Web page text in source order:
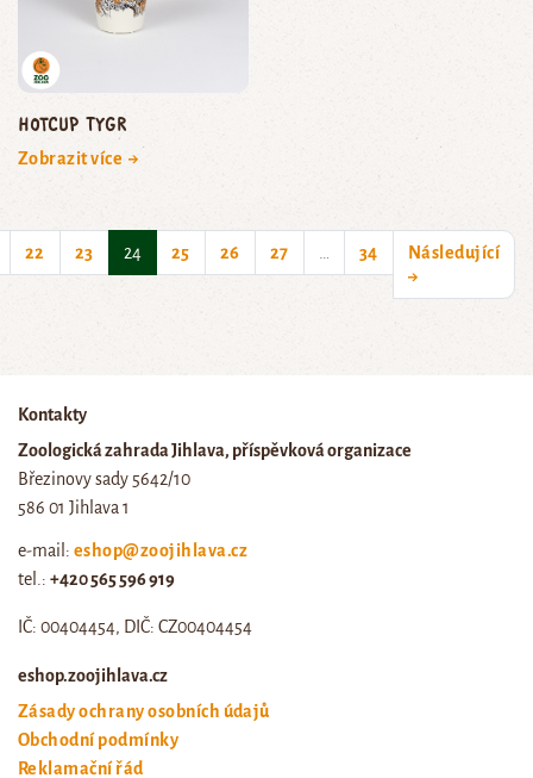
HOTCUP tygr
Zobrazit více →
22 23 24 (current)
25 26 27 34
Následující
→
Kontakty
Zoologická zahrada Jihlava, příspěvková organizace
Březinovy sady 5642/10
586 01 Jihlava 1
e-mail: eshop@zoojihlava.cz
tel.: +420 565 596 919
IČ: 00404454, DIČ: CZ00404454
eshop.zoojihlava.cz
Zásady ochrany osobních údajů
Obchodní podmínky
Reklamační řád